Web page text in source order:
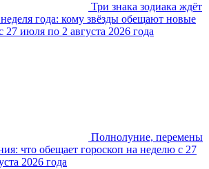
Три знака зодиака ждёт
неделя года: кому звёзды обещают новые
27 июля по 2 августа 2026 года
Полнолуние, перемены
что обещает гороскоп на неделю с 27
2026 года